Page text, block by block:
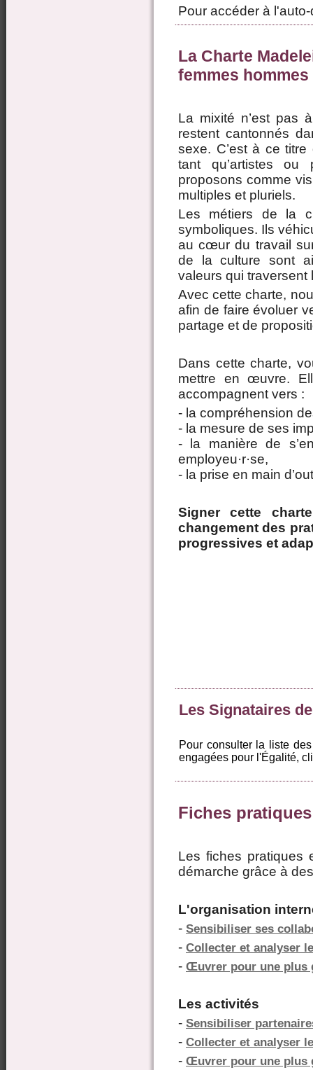
Pour accéder à
La Charte
femmes
La mixité n’est pas
restent cantonnés
sexe. C’est à ce
tant qu’artistes
proposons comme
multiples et pluriels.
Les métiers de la
symboliques. Ils
au cœur du travail
de la culture sont
valeurs qui traversent
Avec cette charte,
afin de faire évoluer
partage et de
Dans cette charte,
mettre en œuvre.
accompagnent vers :
- la compréhension
- la mesure de ses
- la manière de
employeu·r·se,
- la prise en main
Signer cette
changement des
progressives et
Les Signataires
Pour consulter la liste
engagées pour l'Égalité,
Fiches
Les fiches pratiques
démarche grâce à
L'organisation
- Sensibiliser ses
- Collecter et analyser
- Œuvrer pour une plus
Les activités
- Sensibiliser
- Collecter et analyser
- Œuvrer pour une plus